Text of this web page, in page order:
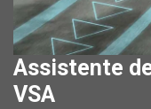
Assistente
VSA